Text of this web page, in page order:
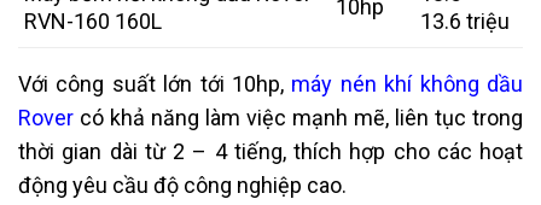
RVN-160 160L
10hp
13.6 triệu
Với công suất lớn tới 10hp, máy nén khí không dầu
Rover có khả năng làm việc mạnh mẽ, liên tục trong
thời gian dài từ 2 – 4 tiếng, thích hợp cho các hoạt
động yêu cầu độ công nghiệp cao.